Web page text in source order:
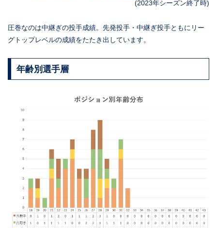
(2023年シーズン終了時)
圧巻なのは中継ぎの投手成績。先発投手・中継ぎ投手ともにリー
グトップレベルの成績をたたき出しています。
年齢別選手層